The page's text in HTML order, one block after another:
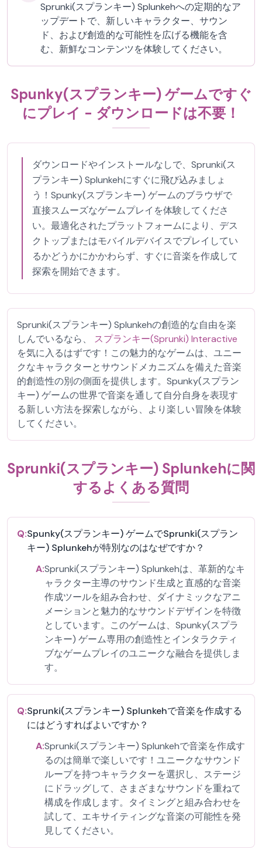
Sprunki(スプランキー) Splunkehへの定期的なア
ップデートで、新しいキャラクター、サウン
ド、および創造的な可能性を広げる機能を含
む、新鮮なコンテンツを体験してください。
Spunky(スプランキー) ゲームですぐ
にプレイ - ダウンロードは不要！
ダウンロードやインストールなしで、Sprunki(ス
プランキー) Splunkehにすぐに飛び込みましょ
う！Spunky(スプランキー) ゲームのブラウザで
直接スムーズなゲームプレイを体験してくださ
い。最適化されたプラットフォームにより、デス
クトップまたはモバイルデバイスでプレイしてい
るかどうかにかかわらず、すぐに音楽を作成して
探索を開始できます。
Sprunki(スプランキー) Splunkehの創造的な自由を楽
しんでいるなら、
スプランキー(Sprunki) Interactive
を気に入るはずです！この魅力的なゲームは、ユニー
クなキャラクターとサウンドメカニズムを備えた音楽
的創造性の別の側面を提供します。Spunky(スプラン
キー) ゲームの世界で音楽を通して自分自身を表現す
る新しい方法を探索しながら、より楽しい冒険を体験
してください。
Sprunki(スプランキー) Splunkehに関
するよくある質問
Q:Spunky(スプランキー) ゲームでSprunki(スプラン
キー) Splunkehが特別なのはなぜですか？
A:Sprunki(スプランキー) Splunkehは、革新的なキ
ャラクター主導のサウンド生成と直感的な音楽
作成ツールを組み合わせ、ダイナミックなアニ
メーションと魅力的なサウンドデザインを特徴
としています。このゲームは、Spunky(スプラ
ンキー) ゲーム専用の創造性とインタラクティ
ブなゲームプレイのユニークな融合を提供しま
す。
Q:Sprunki(スプランキー) Splunkehで音楽を作成する
にはどうすればよいですか？
A:Sprunki(スプランキー) Splunkehで音楽を作成す
るのは簡単で楽しいです！ユニークなサウンド
ループを持つキャラクターを選択し、ステージ
にドラッグして、さまざまなサウンドを重ねて
構成を作成します。タイミングと組み合わせを
試して、エキサイティングな音楽の可能性を発
見してください。